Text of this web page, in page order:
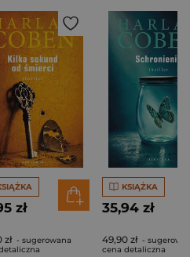
zł
zł - sugerowana
KSIĄŻKA
35,94 zł
49,90 zł -
cena detaliczna